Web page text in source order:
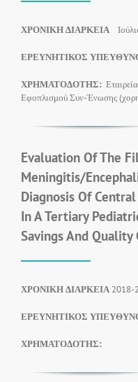
ΧΡΟΝΙΚΗ ΔΙΑΡΚΕΙΑ
ΕΡΕΥΝΗΤΙΚΟΣ
ΧΡΗΜΑΤΟΔΟΤΗΣ:
Εφοπλισμού Συν-Ένωσης
Evaluation Of The
Meningitis/
Diagnosis Of
In A Tertiary
Savings And Quality
ΧΡΟΝΙΚΗ ΔΙΑΡΚΕΙΑ 2018-
ΕΡΕΥΝΗΤΙΚΟΣ
ΧΡΗΜΑΤΟΔΟΤΗΣ: